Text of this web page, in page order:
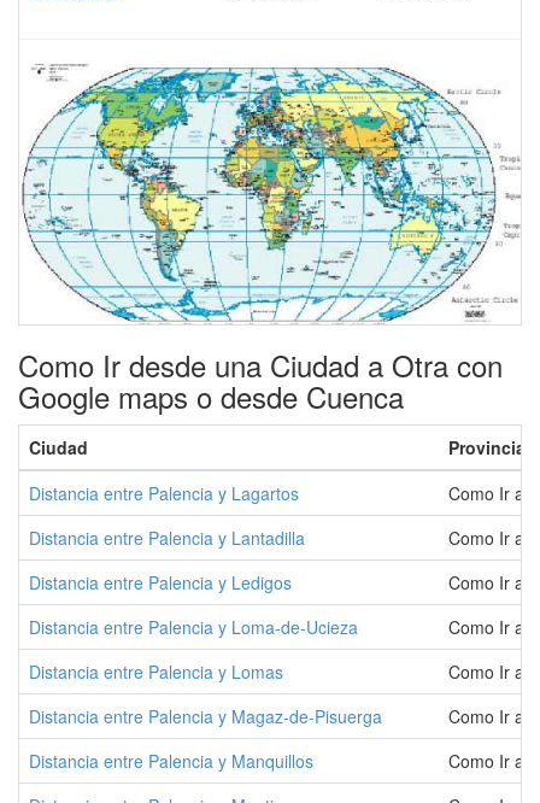
Como Ir desde una Ciudad a Otra con
Google maps o desde Cuenca
Ciudad
Provincia
Distancia entre Palencia y Lagartos
Como Ir a
Distancia entre Palencia y Lantadilla
Como Ir a
Distancia entre Palencia y Ledigos
Como Ir a
Distancia entre Palencia y Loma-de-Ucieza
Como Ir a
Distancia entre Palencia y Lomas
Como Ir a
Distancia entre Palencia y Magaz-de-Pisuerga
Como Ir a
Distancia entre Palencia y Manquillos
Como Ir a